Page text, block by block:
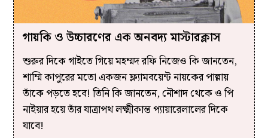
গায়কি ও উচ্চারণের এক অনবদ্য মাস্টারক্লাস
শুরুর দিকে গাইতে গিয়ে মহম্মদ রফি নিজেও কি জানতেন,
শাম্মি কাপুরের মতো একজন ফ্ল্যামবয়েন্ট নায়কের পাল্লায়
তাঁকে পড়তে হবে! তিনি কি জানতেন, নৌশাদ থেকে ও পি
নাইয়ার হয়ে তাঁর যাত্রাপথ লক্ষ্মীকান্ত প্যায়ারেলালের দিকে
যাবে!